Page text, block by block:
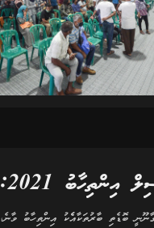
2021: ވޯޓުލުން
10، 2021: ގާނޫނީ ބޮޑެތި ބާރުތަކާއެެކު އިންތިހާބު ވާނެ،